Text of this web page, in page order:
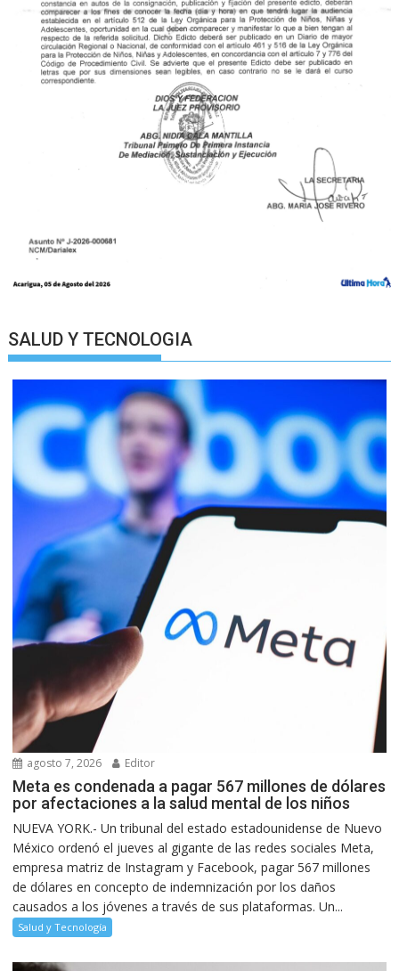
SALUD Y TECNOLOGIA
agosto 7, 2026 Editor
Meta es condenada a pagar 567 millones de dólares
por afectaciones a la salud mental de los niños
NUEVA YORK.- Un tribunal del estado estadounidense de Nuevo
México ordenó el jueves al gigante de las redes sociales Meta,
empresa matriz de Instagram y Facebook, pagar 567 millones
de dólares en concepto de indemnización por los daños
causados a los jóvenes a través de sus plataformas. Un...
Salud y Tecnología